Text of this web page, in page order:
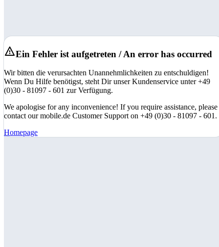
Ein Fehler ist aufgetreten / An error has occurred
Wir bitten die verursachten Unannehmlichkeiten zu entschuldigen!
Wenn Du Hilfe benötigst, steht Dir unser Kundenservice unter +49
(0)30 - 81097 - 601 zur Verfügung.
We apologise for any inconvenience! If you require assistance, please
contact our mobile.de Customer Support on +49 (0)30 - 81097 - 601.
Homepage